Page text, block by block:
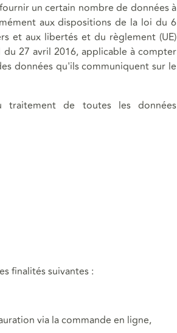
un certain nombre de données à
aux dispositions de la loi du 6
et aux libertés et du règlement (UE)
27 avril 2016, applicable à compter
données qu'ils communiquent sur le
traitement de toutes les données
finalités suivantes :
via la commande en ligne,